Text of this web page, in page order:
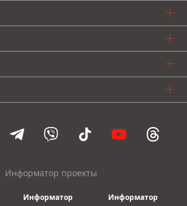
Информатор проекты
Информатор Информатор